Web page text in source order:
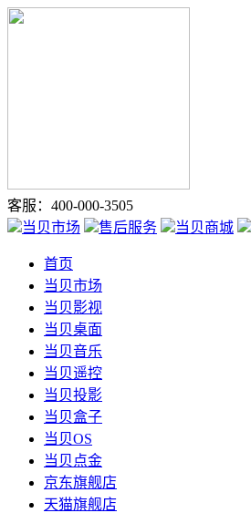
客服：400-000-3505
当贝市场
售后服务 当贝商城
首页
当贝市场
当贝影视
当贝桌面
当贝音乐
当贝遥控
当贝投影
当贝盒子
当贝OS
当贝点金
京东旗舰店
天猫旗舰店